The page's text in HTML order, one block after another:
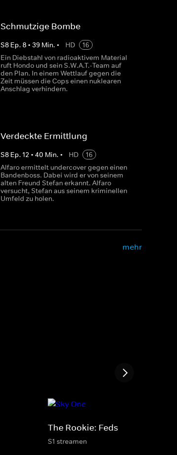
Schmutzige Bombe
S8 Ep. 8• 39Min. • HD
16
Ein Diebstahl von radioaktivem Material
ruft Hondo und sein S.W.A.T.-Team auf
den Plan. In einem Wettlauf gegen die
Zeit müssen die Cops einen nuklearen
Anschlag verhindern.
Verdeckte Ermittlung
S8 Ep. 12 • 40 Min. • HD
16
Alfaro ermittelt undercover gegen einen
Bandenboss. Dabei wird er von seinem
alten Freund Stefan erkannt. Alfaro
versucht, Stefan aus seinem kriminellen
Umfeld zu holen.
mehr
The Rookie: Feds
S1 streamen